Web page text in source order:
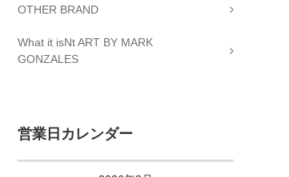
OTHER BRAND
What it isNt ART BY MARK
GONZALES
営業日カレンダー